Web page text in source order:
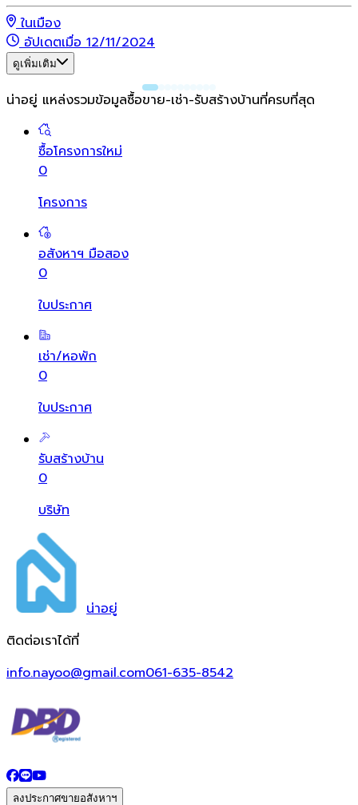
ในเมือง
อัปเดตเมื่อ 12/11/2024
ดูเพิ่มเติม
น่าอยู่ แหล่งรวมข้อมูลซื้อขาย-เช่า-รับสร้างบ้านที่ครบที่สุด
ซื้อโครงการใหม่
0
โครงการ
อสังหาฯ มือสอง
0
ใบประกาศ
เช่า/หอพัก
0
ใบประกาศ
รับสร้างบ้าน
0
บริษัท
น่าอยู่
ติดต่อเราได้ที่
info.nayoo@gmail.com061-635-8542
ลงประกาศขายอสังหาฯ